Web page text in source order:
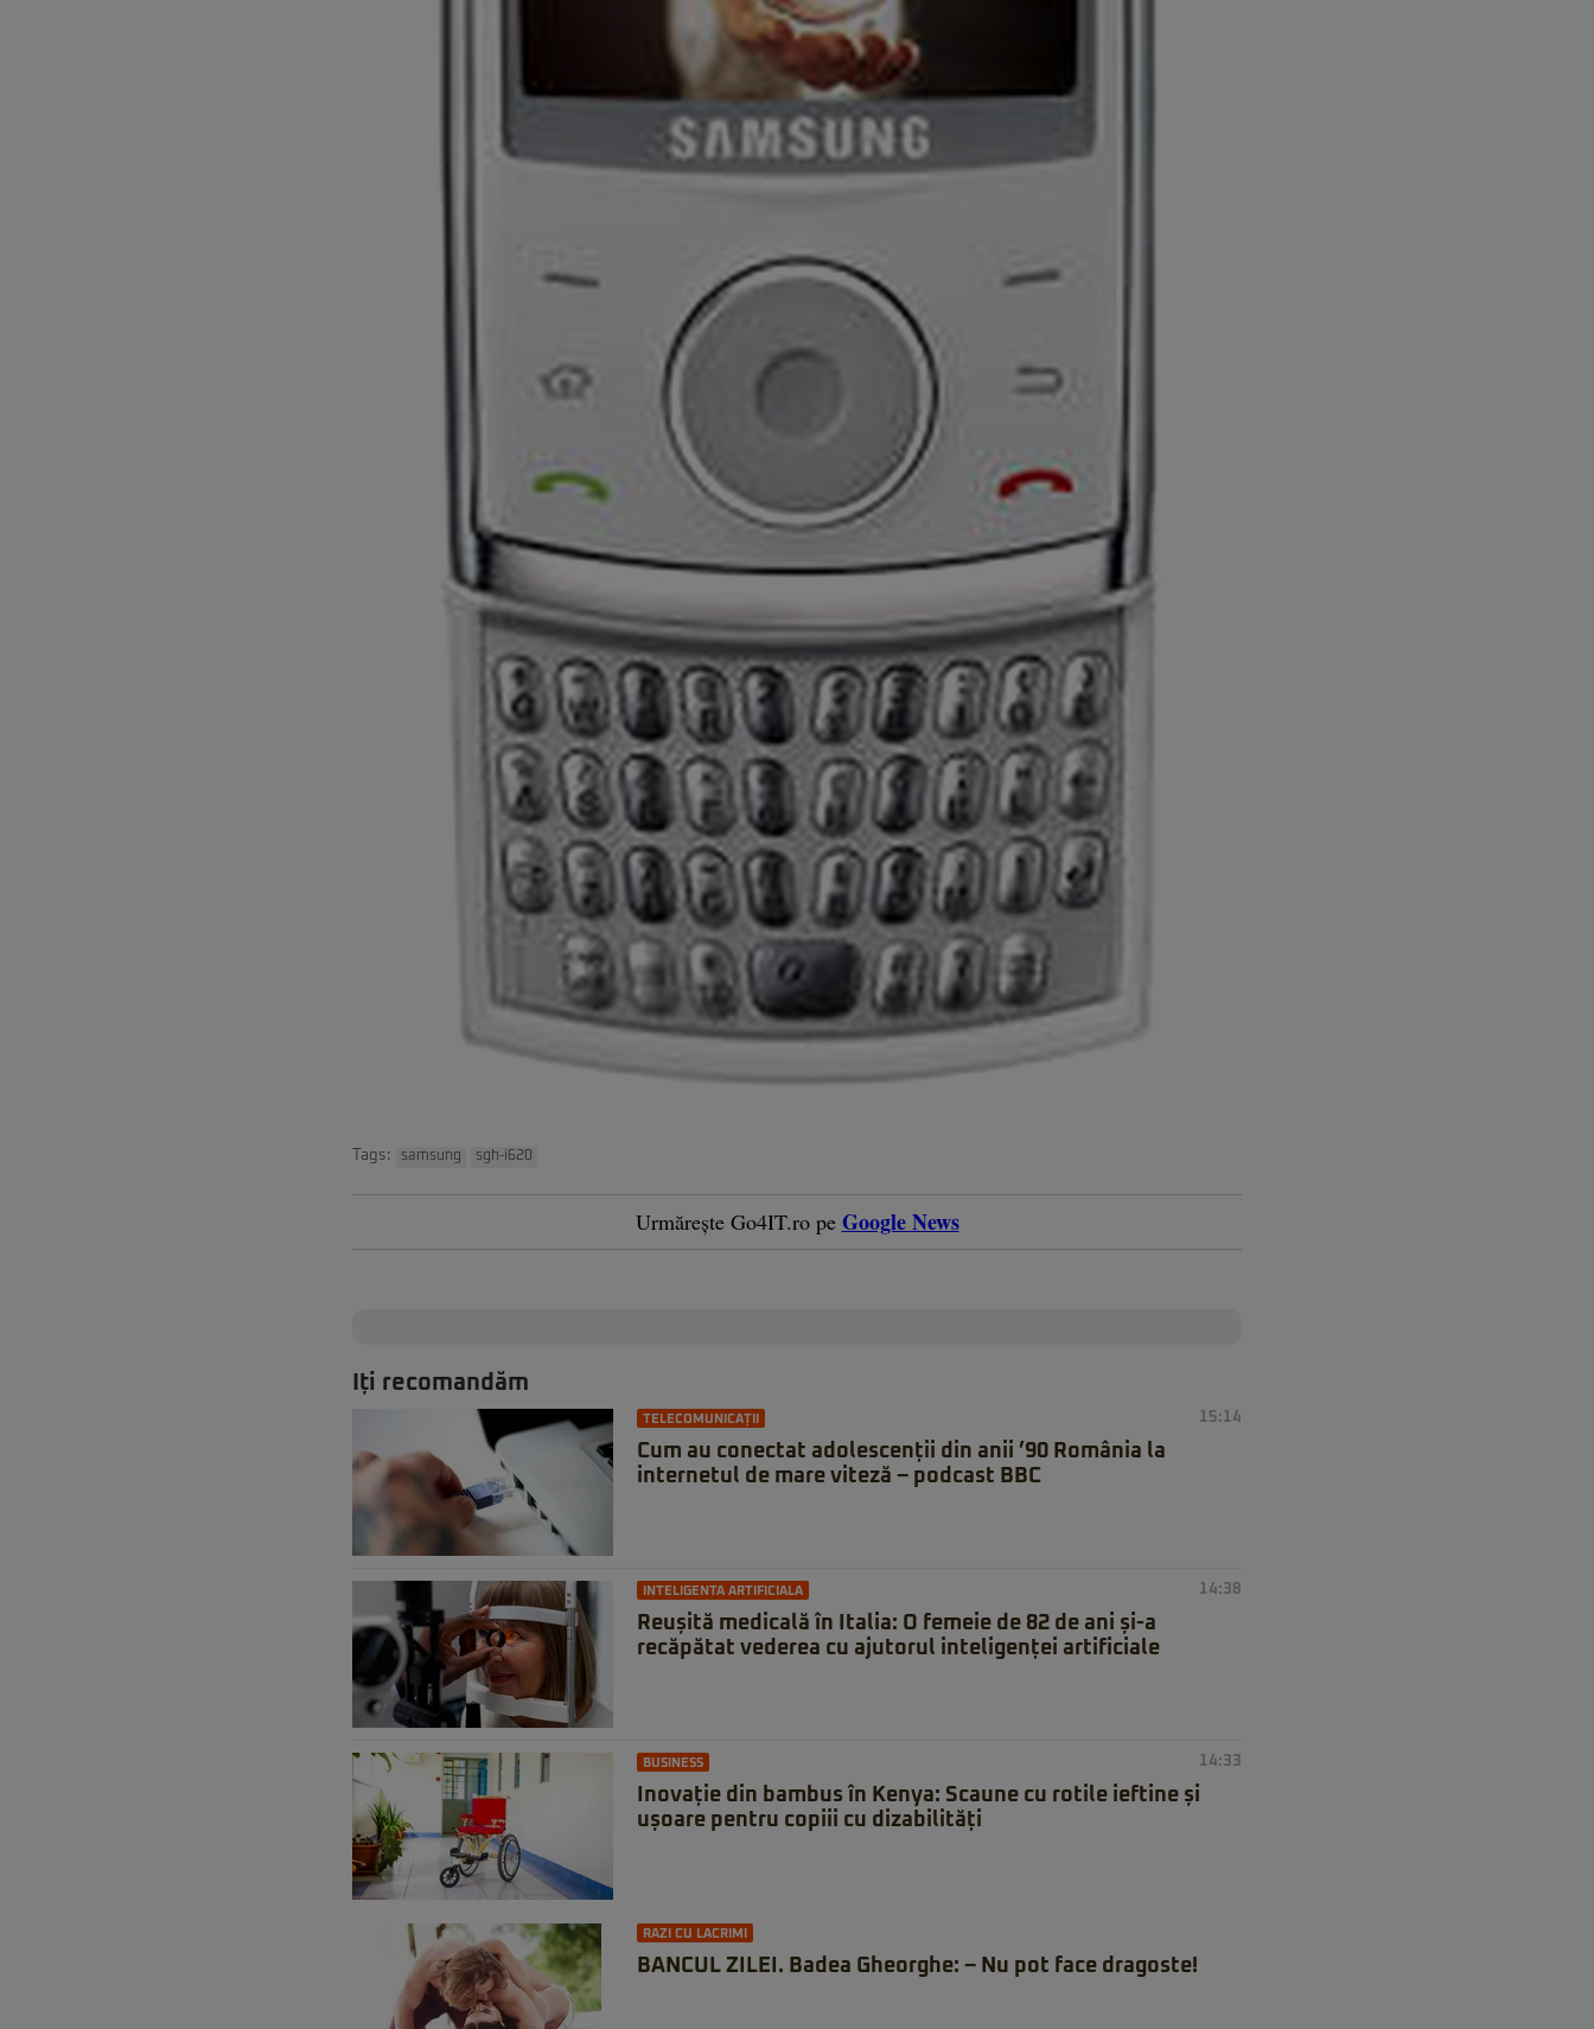
Tags: samsung sgh-i620
Urmărește Go4IT.ro pe Google News
Iți recomandăm
TELECOMUNICAȚII 15:14
Cum au conectat adolescenții din anii ’90 România la
internetul de mare viteză – podcast BBC
INTELIGENTA ARTIFICIALA 14:38
Reușită medicală în Italia: O femeie de 82 de ani și-a
recăpătat vederea cu ajutorul inteligenței artificiale
BUSINESS 14:33
Inovație din bambus în Kenya: Scaune cu rotile ieftine și
ușoare pentru copiii cu dizabilități
RAZI CU LACRIMI
BANCUL ZILEI. Badea Gheorghe: – Nu pot face dragoste!